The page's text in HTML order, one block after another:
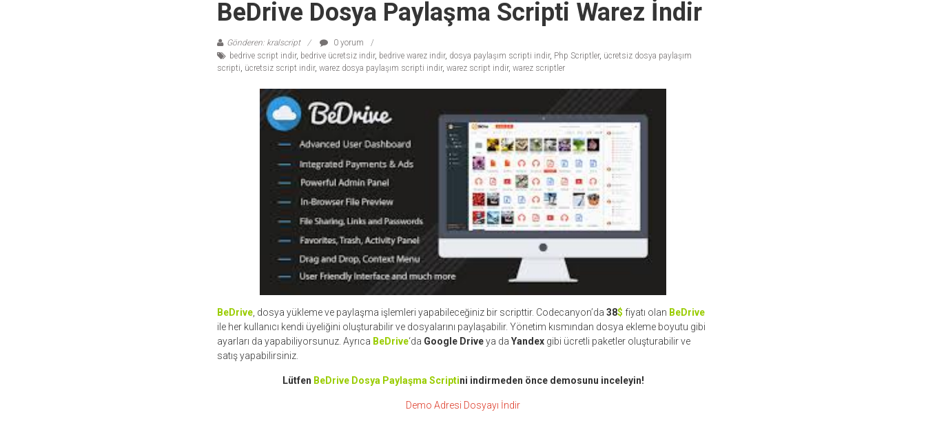
BeDrive Dosya Paylaşma Scripti Warez İndir
Gönderen: kralscript
0 yorum
bedrive script indir, bedrive ücretsiz indir, bedrive warez indir, dosya paylaşım scripti indir, Php Scriptler, ücretsiz dosya paylaşım
scripti, ücretsiz script indir, warez dosya paylaşım scripti indir, warez script indir, warez scriptler
BeDrive, dosya yükleme ve paylaşma işlemleri yapabileceğiniz bir scripttir. Codecanyon’da 38$ fiyatı olan BeDrive
ile her kullanıcı kendi üyeliğini oluşturabilir ve dosyalarını paylaşabilir. Yönetim kısmından dosya ekleme boyutu gibi
ayarları da yapabiliyorsunuz. Ayrıca BeDrive‘da Google Driveya da Yandexgibi ücretli paketler oluşturabilir ve
satış yapabilirsiniz.
Lütfen BeDrive Dosya Paylaşma Scriptini indirmeden önce demosunu inceleyin!
Demo Adresi Dosyayı İndir